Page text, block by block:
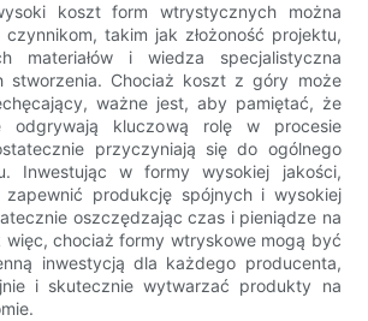
koszt form wtrystycznych można
takim jak złożoność projektu,
materiałów i wiedza specjalistyczna
stworzenia. Chociaż koszt z góry może
ważne jest, aby pamiętać, że
odgrywają kluczową rolę w procesie
przyczyniają się do ogólnego
Inwestując w formy wysokiej jakości,
zapewnić produkcję spójnych i wysokiej
oszczędzając czas i pieniądze na
więc, chociaż formy wtryskowe mogą być
inwestycją dla każdego producenta,
i skutecznie wytwarzać produkty na